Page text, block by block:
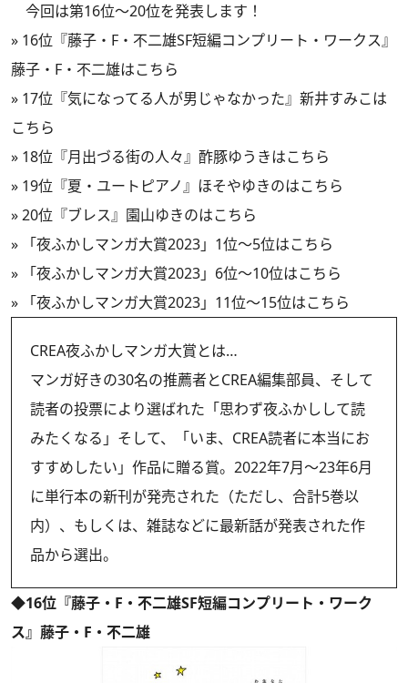
今回は第16位～20位を発表します！
» 16位『藤子・F・不二雄SF短編コンプリート・ワークス』
藤子・F・不二雄はこちら
» 17位『気になってる人が男じゃなかった』新井すみこは
こちら
» 18位『月出づる街の人々』酢豚ゆうきはこちら
» 19位『夏・ユートピアノ』ほそやゆきのはこちら
»20位『ブレス』園山ゆきのはこちら
»
「夜ふかしマンガ大賞2023」1位～5位はこちら
»
「夜ふかしマンガ大賞2023」6位～10位はこちら
»
「夜ふかしマンガ大賞2023」11位～15位はこちら
CREA夜ふかしマンガ大賞とは…
マンガ好きの30名の推薦者とCREA編集部員、そして
読者の投票により選ばれた「思わず夜ふかしして読
みたくなる」そして、「いま、CREA読者に本当にお
すすめしたい」作品に贈る賞。2022年7月～23年6月
に単行本の新刊が発売された（ただし、合計5巻以
内）、もしくは、雑誌などに最新話が発表された作
品から選出。
◆16位『藤子・F・不二雄SF短編コンプリート・ワーク
ス』藤子・F・不二雄